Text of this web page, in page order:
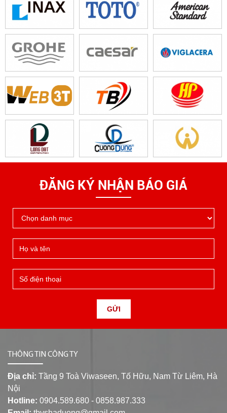
ĐĂNG KÝ NHẬN BÁO GIÁ
GỬI
THÔNG TIN CÔNG TY
Địa chỉ: Tầng 9 Toà Viwaseen, Tố Hữu, Nam Từ Liêm, Hà
Nội
Hotline: 0904.589.680 - 0858.987.333